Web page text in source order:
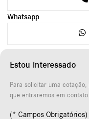
Estou interessado
Para solicitar uma
que entraremos em
(* Campos Obrigatórios)
Whatsapp